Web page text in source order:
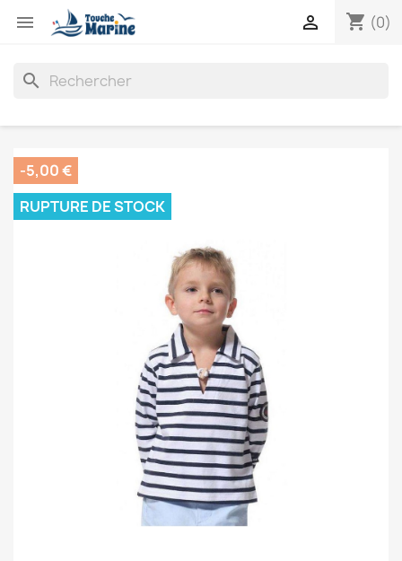
 shopping_cart (0)

search
-5,00 €
RUPTURE DE STOCK